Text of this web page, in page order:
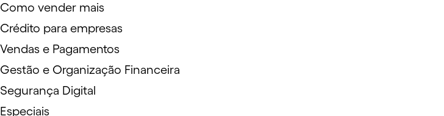
Como vender mais
Crédito para empresas
Vendas e Pagamentos
Gestão e Organização Financeira
Segurança Digital
Especiais